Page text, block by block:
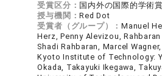
受賞区分： 国内外の国際的学術賞
授与機関：Red Dot
受賞者（グループ）：Manuel
Herz, Penny Alevizou,
Shadi Rahbaran, Marcel
Kyoto Institute of Technology:
Okada, Takayuki Ikegawa,